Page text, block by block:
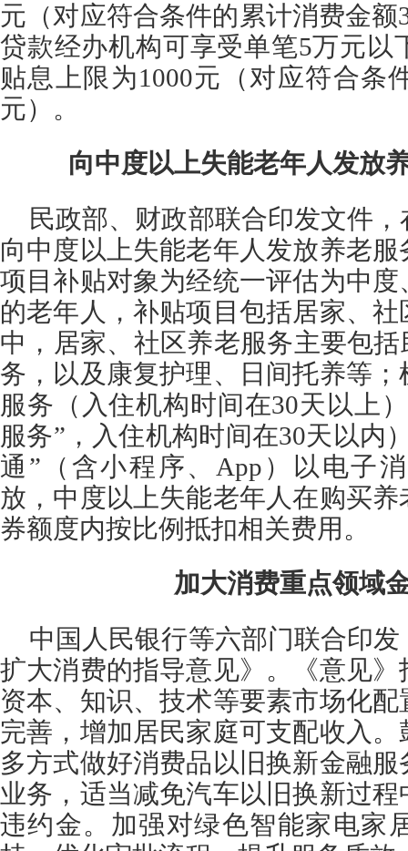
元（对应符合条件的累计消费金
贷款经办机构可享受单笔5万元以
贴息上限为1000元（对应符合条
元）。
向中度以上失能老年人发放
民政部、财政部联合印发文件
向中度以上失能老年人发放养老
项目补贴对象为经统一评估为中
的老年人，补贴项目包括居家、
中， 居家、社区养老服务主要包
务，以及康复护理、日间托养等；
服务（入住机构时间在30天以上
服务”，入住机构时间在30天以内
通”（含小程序、App）以电子
放，中度以上失能老年人在购买
券额度内按比例抵扣相关费用。
加大消费重点领域
中国人民银行等六部门联合印
扩大消费的指导意见》。《意见
资本、知识、技术等要素市场化
完善，增加居民家庭可支配收入
多方式做好消费品以旧换新金融
业务，适当减免汽车以旧换新过
违约金。加强对绿色智能家电家